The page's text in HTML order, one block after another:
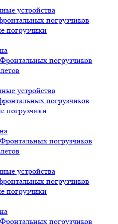
устройства
погрузчиков
погрузчики
погрузчиков
устройства
погрузчиков
погрузчики
погрузчиков
устройства
погрузчиков
погрузчики
погрузчиков